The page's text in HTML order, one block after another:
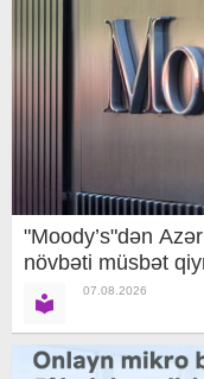
"Moody’s"dən
növbəti müsbət
07.08.2026